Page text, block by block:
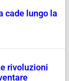
cade lungo la
rivoluzioni